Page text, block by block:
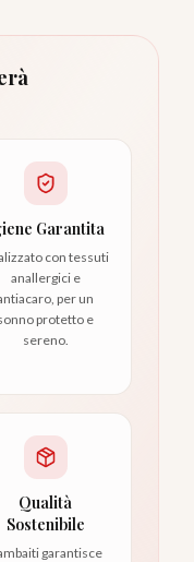
Garantita
con tessuti
anallergici e
per un
protetto e
sereno.
Qualità
Sostenibile
garantisce